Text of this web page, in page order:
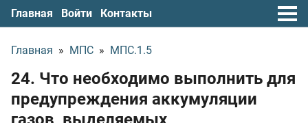
Главная Войти Контакты
Главная » МПС » МПС.1.5
24. Что необходимо выполнить для
предупреждения аккумуляции